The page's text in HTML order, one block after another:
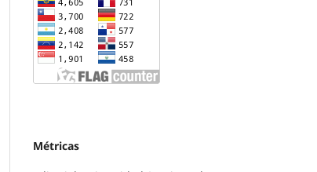
Métricas